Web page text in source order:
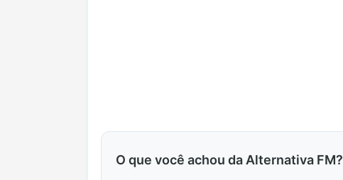
O que você achou da Alternativa FM?